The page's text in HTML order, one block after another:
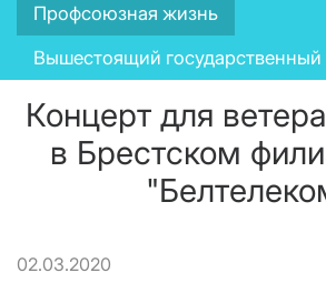
Профсоюзная жизнь
Вышестоящий государственный
Концерт для
в Брестском
02.03.2020